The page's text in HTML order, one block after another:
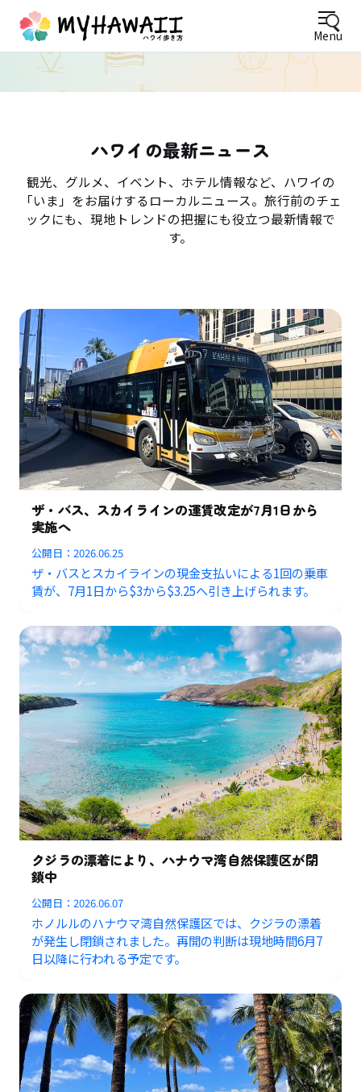
Menu
ハワイの最新ニュース
観光、グルメ、イベント、ホテル情報など、ハワイの
「いま」をお届けするローカルニュース。旅行前のチェ
ックにも、現地トレンドの把握にも役立つ最新情報で
す。
ザ・バス、スカイラインの運賃改定が7月1日から
実施へ
公開日：2026.06.25
ザ・バスとスカイラインの現金支払いによる1回の乗車
賃が、7月1日から$3から$3.25へ引き上げられます。
クジラの漂着により、ハナウマ湾自然保護区が閉
鎖中
公開日：2026.06.07
ホノルルのハナウマ湾自然保護区では、クジラの漂着
が発生し閉鎖されました。再開の判断は現地時間6月7
日以降に行われる予定です。